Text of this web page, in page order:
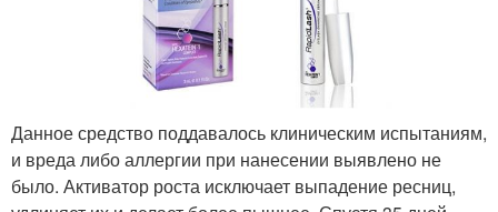
Данное средство поддавалось клиническим испытаниям,
и вреда либо аллергии при нанесении выявлено не
было. Активатор роста исключает выпадение ресниц,